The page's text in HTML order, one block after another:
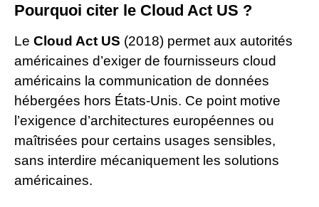
Pourquoi citer le Cloud Act US ?
Le Cloud Act US (2018) permet aux autorités
américaines d’exiger de fournisseurs cloud
américains la communication de données
hébergées hors États-Unis. Ce point motive
l’exigence d’architectures européennes ou
maîtrisées pour certains usages sensibles,
sans interdire mécaniquement les solutions
américaines.